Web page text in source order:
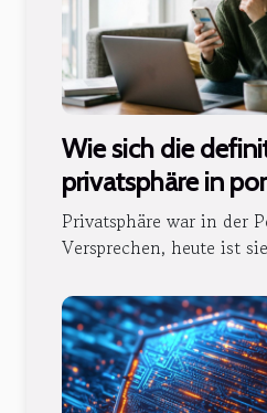
Wie sich die
privatsphäre in
verändert
Privatsphäre war in der
Versprechen, heute ist